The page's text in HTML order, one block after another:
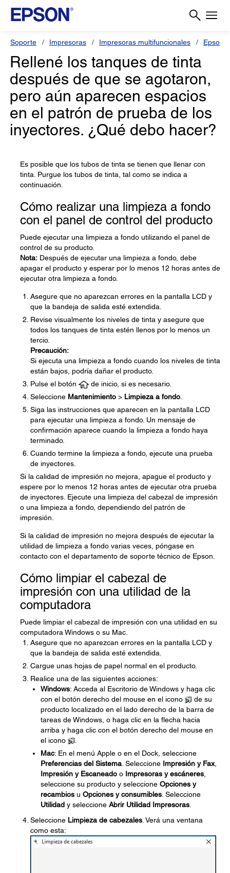
Soporte Impresoras Impresoras multifuncionales Epson L
Rellené los tanques de tinta
después de que se agotaron,
pero aún aparecen espacios
en el patrón de prueba de los
inyectores. ¿Qué debo hacer?
Es posible que los tubos de tinta se tienen que llenar con
tinta. Purgue los tubos de tinta, tal como se indica a
continuación.
Cómo realizar una limpieza a fondo
con el panel de control del producto
Puede ejecutar una limpieza a fondo utilizando el panel de
control de su producto.
Nota: Después de ejecutar una limpieza a fondo, debe
apagar el producto y esperar por lo menos 12 horas antes de
ejecutar otra limpieza a fondo.
Asegure que no aparezcan errores en la pantalla LCD y
que la bandeja de salida esté extendida.
Revise visualmente los niveles de tinta y asegure que
todos los tanques de tinta estén llenos por lo menos un
tercio.
Precaución:
Si ejecuta una limpieza a fondo cuando los niveles de tinta
están bajos, podría dañar el producto.
Pulse el botón
de inicio, si es necesario.
Seleccione Mantenimiento > Limpieza a fondo
Siga las instrucciones que aparecen en la pantalla LCD
para ejecutar una limpieza a fondo. Un mensaje de
confirmación aparece cuando la limpieza a fondo haya
terminado.
Cuando termine la limpieza a fondo, ejecute una prueba
de inyectores.
Si la calidad de impresión no mejora, apague el producto y
espere por lo menos 12 horas antes de ejecutar otra prueba
de inyectores. Ejecute una limpieza del cabezal de impresión
o una limpieza a fondo, dependiendo del patrón de
impresión.
Si la calidad de impresión no mejora después de ejecutar la
utilidad de limpieza a fondo varias veces, póngase en
contacto con el departamento de soporte técnico de Epson.
Cómo limpiar el cabezal de
impresión con una utilidad de la
computadora
Puede limpiar el cabezal de impresión con una utilidad en su
computadora Windows o su Mac.
Asegure que no aparezcan errores en la pantalla LCD y
que la bandeja de salida esté extendida.
Cargue unas hojas de papel normal en el producto.
Realice una de las siguientes acciones:
Windows: Acceda al Escritorio de Windows y haga clic
con el botón derecho del mouse en el icono
de su
producto localizado en el lado derecho de la barra de
tareas de Windows, o haga clic en la flecha hacia
arriba y haga clic con el botón derecho del mouse en
el icono
Mac: En el menú Apple o en el Dock, seleccione
Preferencias del Sistema . Seleccione Impresión y Fax,
Impresión y Escaneado o Impresoras y escáneres
seleccione su producto y seleccione Opciones y
recambios u Opciones y consumibles . Seleccione
Utilidad y seleccione Abrir Utilidad Impresoras
Seleccione Limpieza de cabezales . Verá una ventana
como esta: